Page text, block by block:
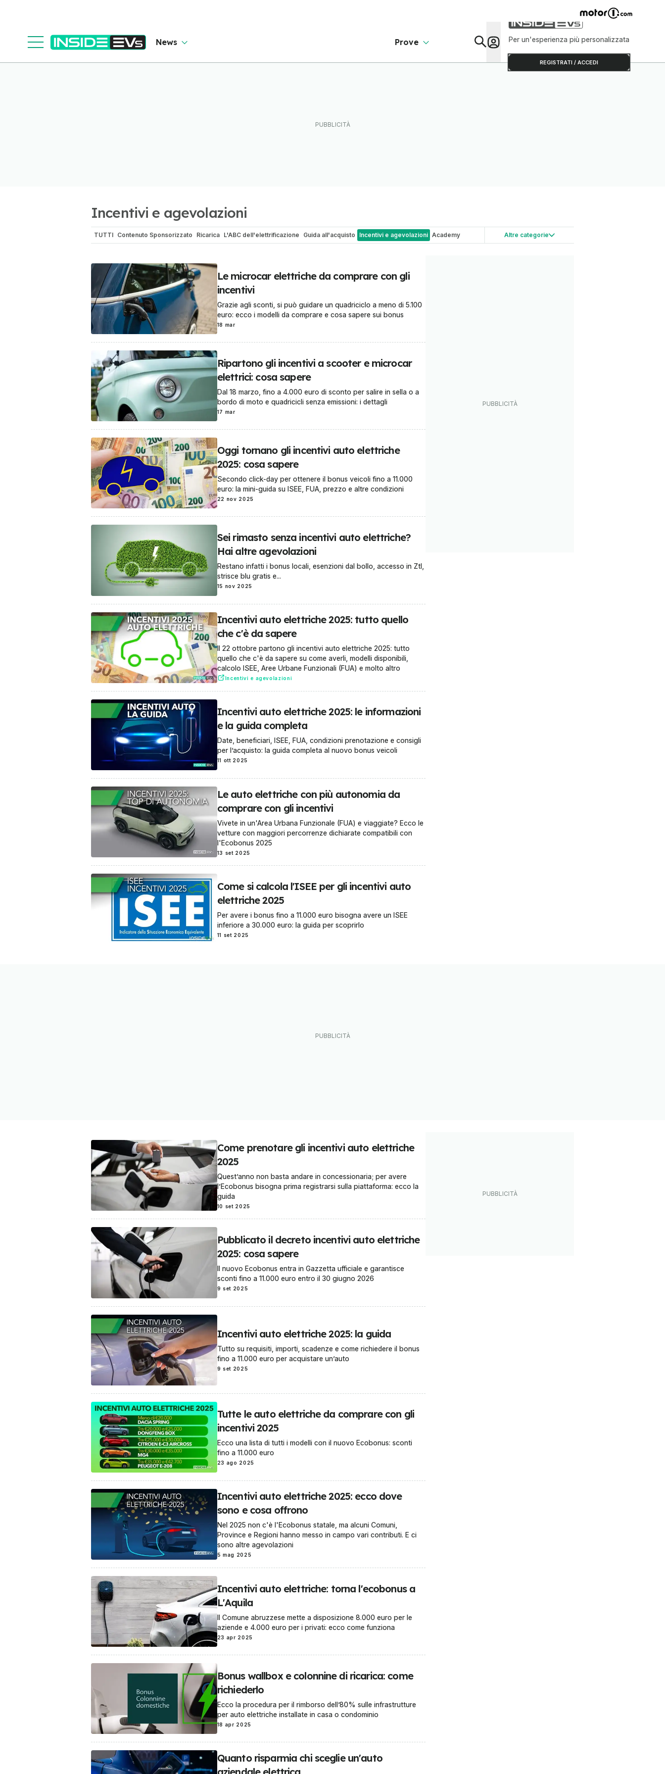
News Prove Per un'esperienza più personalizzata
REGISTRATI / ACCEDI
Incentivi e agevolazioni
Altre categorie
TUTTI Contenuto Sponsorizzato Ricarica L'ABC dell'elettrificazione Guida all'acquisto Incentivi e agevolazioni Academy
Le microcar elettriche da comprare con gli
incentivi
Grazie agli sconti, si può guidare un quadriciclo a meno di 5.100
euro: ecco i modelli da comprare e cosa sapere sui bonus
18 mar
Ripartono gli incentivi a scooter e microcar
elettrici: cosa sapere
Dal 18 marzo, fino a 4.000 euro di sconto per salire in sella o a
bordo di moto e quadricicli senza emissioni: i dettagli
17 mar
Oggi tornano gli incentivi auto elettriche
2025: cosa sapere
Secondo click-day per ottenere il bonus veicoli fino a 11.000
euro: la mini-guida su ISEE, FUA, prezzo e altre condizioni
22 nov 2025
Sei rimasto senza incentivi auto elettriche?
Hai altre agevolazioni
Restano infatti i bonus locali, esenzioni dal bollo, accesso in Ztl,
strisce blu gratis e...
15 nov 2025
Incentivi auto elettriche 2025: tutto quello
che c'è da sapere
Il 22 ottobre partono gli incentivi auto elettriche 2025: tutto
quello che c'è da sapere su come averli, modelli disponibili,
calcolo ISEE, Aree Urbane Funzionali (FUA) e molto altro
Incentivi e agevolazioni
Incentivi auto elettriche 2025: le informazioni
e la guida completa
Date, beneficiari, ISEE, FUA, condizioni prenotazione e consigli
per l’acquisto: la guida completa al nuovo bonus veicoli
11 ott 2025
Le auto elettriche con più autonomia da
comprare con gli incentivi
Vivete in un'Area Urbana Funzionale (FUA) e viaggiate? Ecco le
vetture con maggiori percorrenze dichiarate compatibili con
l'Ecobonus 2025
13 set 2025
Come si calcola l'ISEE per gli incentivi auto
elettriche 2025
Per avere i bonus fino a 11.000 euro bisogna avere un ISEE
inferiore a 30.000 euro: la guida per scoprirlo
11 set 2025
Come prenotare gli incentivi auto elettriche
2025
Quest’anno non basta andare in concessionaria; per avere
l’Ecobonus bisogna prima registrarsi sulla piattaforma: ecco la
guida
10 set 2025
Pubblicato il decreto incentivi auto elettriche
2025: cosa sapere
Il nuovo Ecobonus entra in Gazzetta ufficiale e garantisce
sconti fino a 11.000 euro entro il 30 giugno 2026
9 set 2025
Incentivi auto elettriche 2025: la guida
Tutto su requisiti, importi, scadenze e come richiedere il bonus
fino a 11.000 euro per acquistare un’auto
9 set 2025
Tutte le auto elettriche da comprare con gli
incentivi 2025
Ecco una lista di tutti i modelli con il nuovo Ecobonus: sconti
fino a 11.000 euro
23 ago 2025
Incentivi auto elettriche 2025: ecco dove
sono e cosa offrono
Nel 2025 non c'è l'Ecobonus statale, ma alcuni Comuni,
Province e Regioni hanno messo in campo vari contributi. E ci
sono altre agevolazioni
5 mag 2025
Incentivi auto elettriche: torna l'ecobonus a
L'Aquila
Il Comune abruzzese mette a disposizione 8.000 euro per le
aziende e 4.000 euro per i privati: ecco come funziona
23 apr 2025
Bonus wallbox e colonnine di ricarica: come
richiederlo
Ecco la procedura per il rimborso dell’80% sulle infrastrutture
per auto elettriche installate in casa o condominio
18 apr 2025
Quanto risparmia chi sceglie un'auto